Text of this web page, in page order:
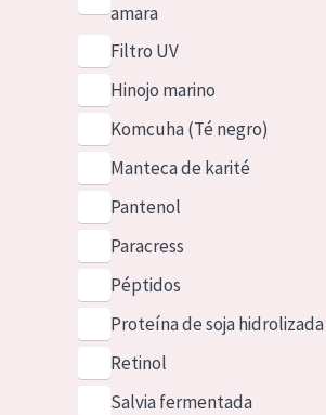
amara
Filtro UV
Hinojo marino
Komcuha (Té negro)
Manteca de karité
Pantenol
Paracress
Péptidos
Proteína de soja hidrolizada
Retinol
Salvia fermentada